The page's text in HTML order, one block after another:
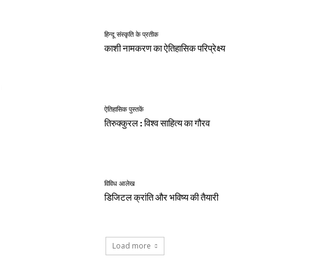
हिन्दू संस्कृति के प्रतीक
काशी नामकरण का ऐतिहासिक परिप्रेक्ष्य
ऐतिहासिक पुस्तकें
तिरुक्कुरल : विश्व साहित्य का गौरव
विविध आलेख
डिजिटल क्रांति और भविष्य की तैयारी
Load more